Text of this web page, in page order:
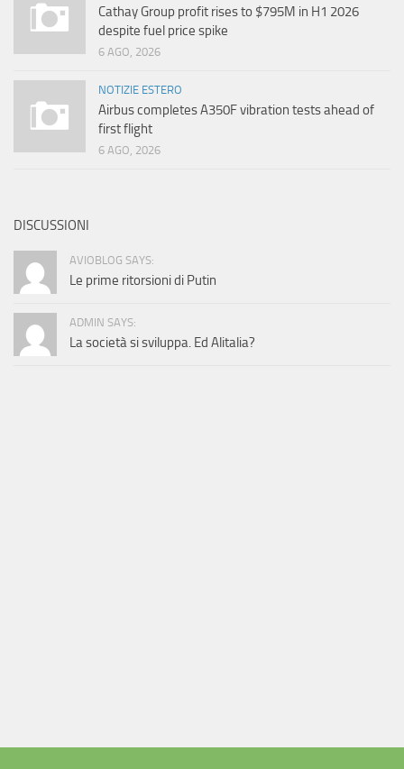
Cathay Group profit rises to $795M in H1 2026
despite fuel price spike
6 AGO, 2026
NOTIZIE ESTERO
Airbus completes A350F vibration tests ahead of
first flight
6 AGO, 2026
DISCUSSIONI
AVIOBLOG SAYS:
Le prime ritorsioni di Putin
ADMIN SAYS:
La società si sviluppa. Ed Alitalia?